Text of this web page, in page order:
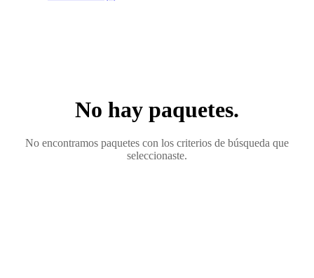
No hay paquetes.
No encontramos paquetes con los criterios de búsqueda que
seleccionaste.